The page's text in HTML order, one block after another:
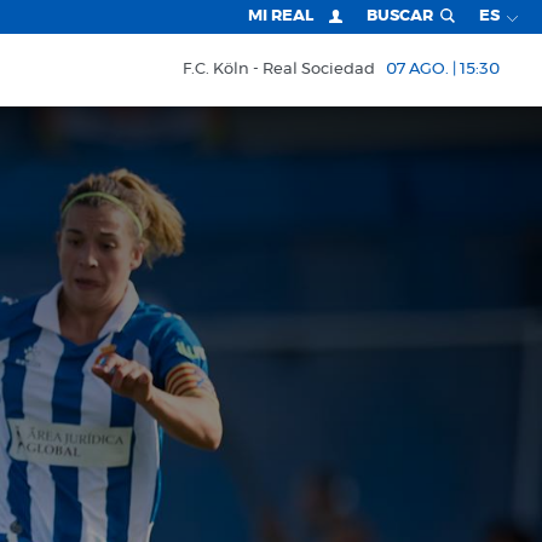
MI REAL BUSCAR ES
F.C. Köln Real Sociedad 07 AGO. | 15:30